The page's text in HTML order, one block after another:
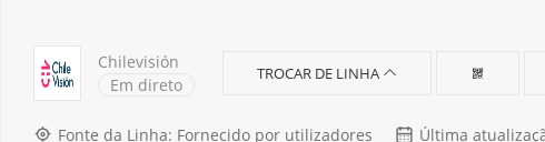
Chilevisión
Em direto
TROCAR DE LINHA
Fonte da Linha: Fornecido por utilizadores Última